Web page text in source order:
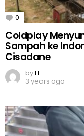
0 Comments
Coldplay
Sampah ke
Cisadane
byH
3 years ago